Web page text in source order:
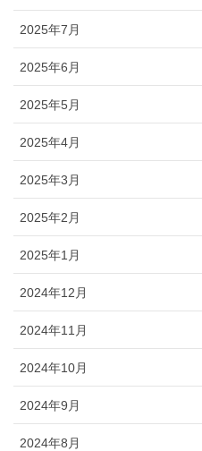
2025年7月
2025年6月
2025年5月
2025年4月
2025年3月
2025年2月
2025年1月
2024年12月
2024年11月
2024年10月
2024年9月
2024年8月